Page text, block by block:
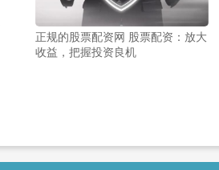
正规的股票配资网 股票配资：放大
收益，把握投资良机